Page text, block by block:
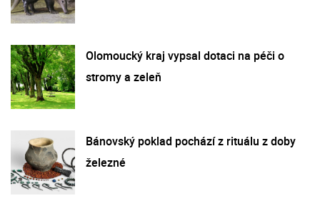
Olomoucký kraj vypsal dotaci na péči o
stromy a zeleň
Bánovský poklad pochází z rituálu z doby
železné